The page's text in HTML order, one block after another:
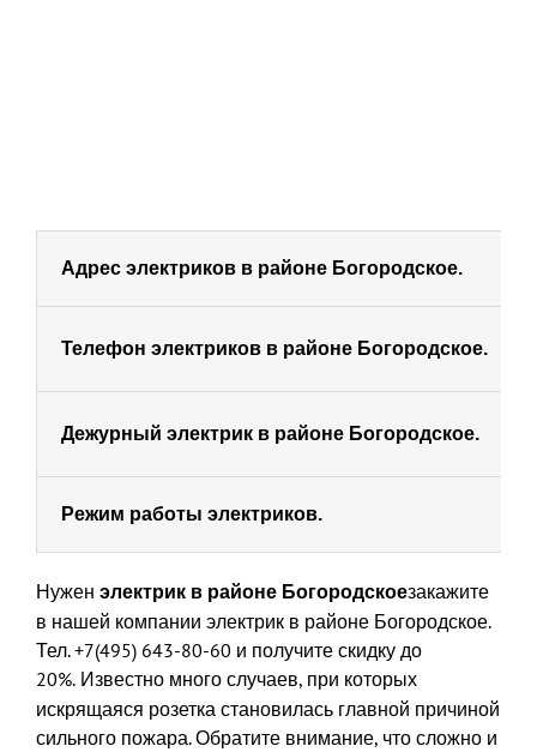
БАЛАШИХА
КРАСНОГОРСК
Адрес электриков в районе Богородское.
Телефон электриков в районе Богородское.
Дежурный электрик в районе Богородское.
Режим работы электриков.
Нужен электрик в районе Богородскоезакажите
в нашей компании электрик в районе Богородское.
Тел. +7(495) 643-80-60 и получите скидку до
20%. Известно много случаев, при которых
искрящаяся розетка становилась главной причиной
сильного пожара. Обратите внимание, что сложно и